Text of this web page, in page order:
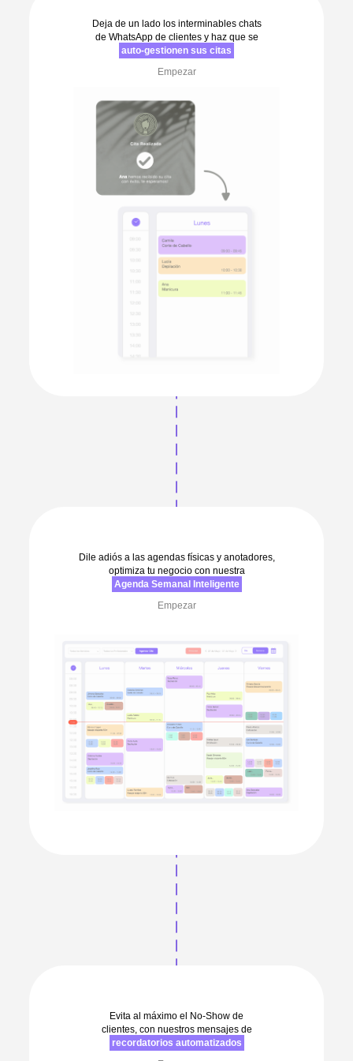
Deja de un lado los interminables chats
de WhatsApp de clientes y haz que se
auto-gestionen sus citas
Empezar
Dile adiós a las agendas físicas y anotadores,
optimiza tu negocio con nuestra
Agenda Semanal Inteligente
Empezar
Evita al máximo el No-Show de
clientes, con nuestros mensajes de
recordatorios automatizados